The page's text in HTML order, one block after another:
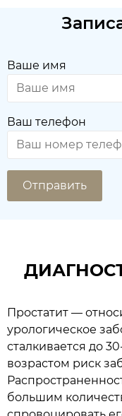
Ваше имя
Ваш телефон
Простатит —
урологическое
сталкивается до
возрастом риск
большим